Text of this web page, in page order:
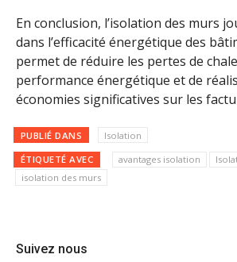
En conclusion, l’isolation des murs
dans l’efficacité énergétique des
permet de réduire les pertes de
performance énergétique et de
économies significatives sur les
PUBLIÉ DANS Isolation
ÉTIQUETÉ AVEC avantages isolation
isolation des murs
Suivez nous